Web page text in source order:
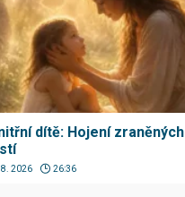
dítě: Hojení zraněných
8. 2026 26:36